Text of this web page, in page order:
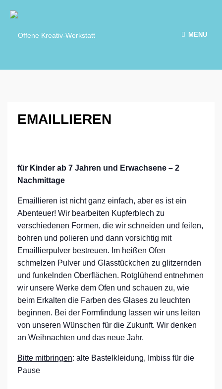
MENU
EMAILLIEREN
für Kinder ab 7 Jahren und Erwachsene – 2
Nachmittage
Emaillieren ist nicht ganz einfach, aber es ist ein
Abenteuer! Wir bearbeiten Kupferblech zu
verschiedenen Formen, die wir schneiden und feilen,
bohren und polieren und dann vorsichtig mit
Emaillierpulver bestreuen. Im heißen Ofen
schmelzen Pulver und Glasstückchen zu glitzernden
und funkelnden Oberflächen. Rotglühend entnehmen
wir unsere Werke dem Ofen und schauen zu, wie
beim Erkalten die Farben des Glases zu leuchten
beginnen. Bei der Formfindung lassen wir uns leiten
von unseren Wünschen für die Zukunft. Wir denken
an Weihnachten und das neue Jahr.
Bitte mitbringen: alte Bastelkleidung, Imbiss für die
Pause